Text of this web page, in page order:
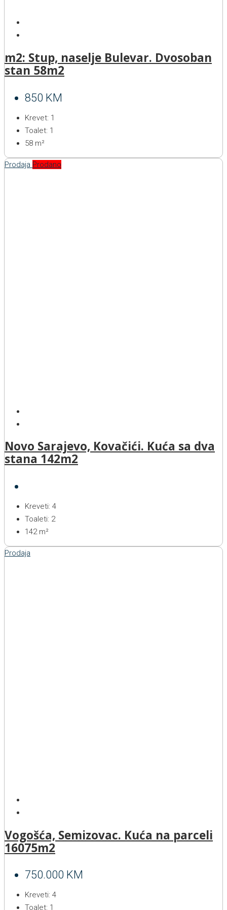
m2: Stup, naselje Bulevar. Dvosoban
stan 58m2
850 KM
Krevet: 1
Toalet: 1
58 m²
Prodaja Prodano
Novo Sarajevo, Kovačići. Kuća sa dva
stana 142m2
Kreveti: 4
Toaleti: 2
142 m²
Prodaja
Vogošća, Semizovac. Kuća na parceli
16075m2
750.000 KM
Kreveti: 4
Toalet: 1